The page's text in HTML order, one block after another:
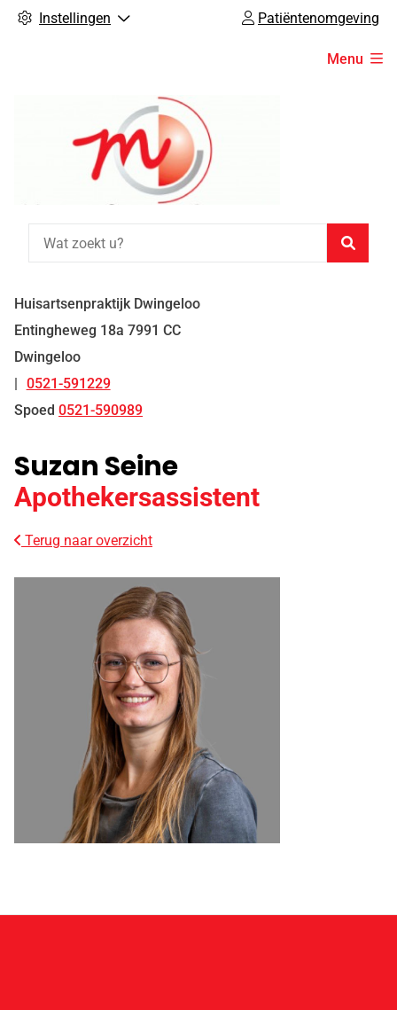
Instellingen Patiëntenomgeving
Menu
Huisartsenpraktijk Dwingeloo
Entingheweg 18a 7991 CC
Dwingeloo
Tel:
0521-591229
Spoed 0521-590989
Suzan Seine
Apothekersassistent
Terug naar overzicht